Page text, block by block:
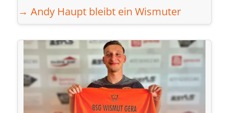
→ Andy Haupt bleibt ein Wismuter